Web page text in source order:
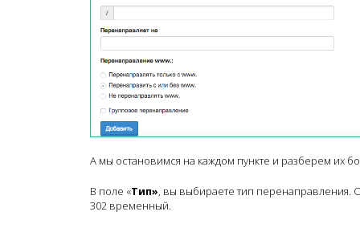
А мы остановимся на каждом пункте и разберем их
В поле «Тип», вы выбираете тип перенаправления.
302 временный.